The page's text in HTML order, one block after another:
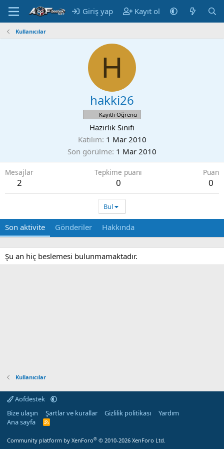
Giriş yap Kayıt ol
Kullanıcılar
H
hakki26
Kayıtlı Öğrenci
Hazırlık Sınıfı
Katılım 1 Mar 2010
Son görülme 1 Mar 2010
Mesajlar
2
Tepkime puanı
0
Puan
0
Bul
Son aktivite Gönderiler Hakkında
Şu an hiç beslemesi bulunmamaktadır.
Kullanıcılar
Aofdestek
Bize ulaşın
Şartlar ve kurallar Gizlilik politikası
Yardım
Ana sayfa
R
Community platform by XenForo® © 2010-2026 XenForo Ltd.